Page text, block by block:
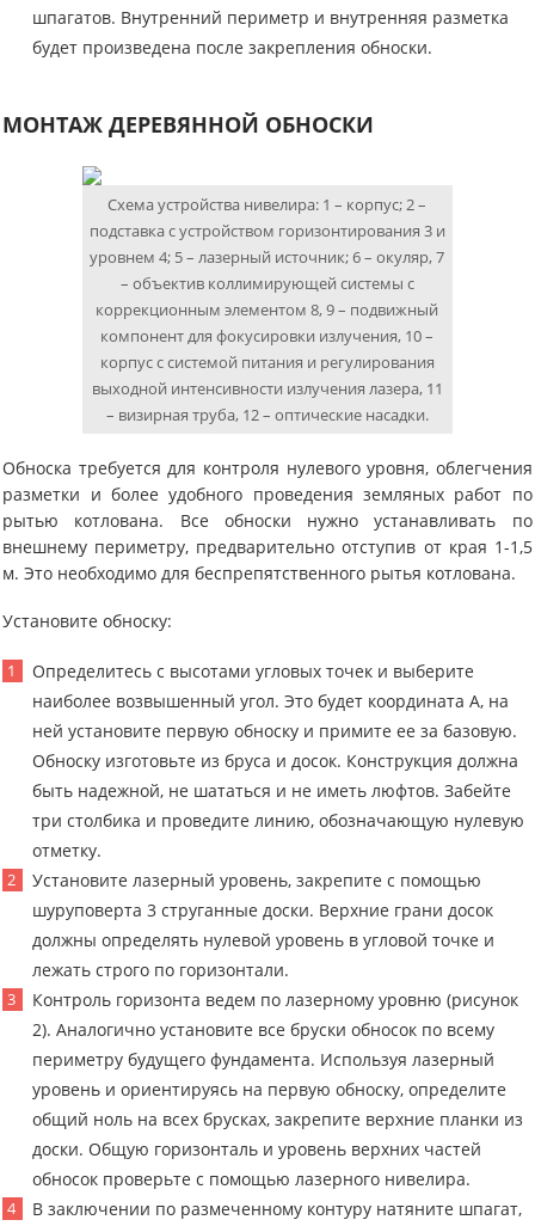
шпагатов. Внутренний периметр и внутренняя разметка
будет произведена после закрепления обноски.
МОНТАЖ ДЕРЕВЯННОЙ ОБНОСКИ
Схема устройства нивелира: 1 – корпус; 2 –
подставка с устройством горизонтирования 3 и
уровнем 4; 5 – лазерный источник; 6 – окуляр, 7
– объектив коллимирующей системы с
коррекционным элементом 8, 9 – подвижный
компонент для фокусировки излучения, 10 –
корпус с системой питания и регулирования
выходной интенсивности излучения лазера, 11
– визирная труба, 12 – оптические насадки.
Обноска требуется для контроля нулевого уровня, облегчения
разметки и более удобного проведения земляных работ по
рытью котлована. Все обноски нужно устанавливать по
внешнему периметру, предварительно отступив от края 1-1,5
м. Это необходимо для беспрепятственного рытья котлована.
Установите обноску:
Определитесь с высотами угловых точек и выберите
наиболее возвышенный угол. Это будет координата А, на
ней установите первую обноску и примите ее за базовую.
Обноску изготовьте из бруса и досок. Конструкция должна
быть надежной, не шататься и не иметь люфтов. Забейте
три столбика и проведите линию, обозначающую нулевую
отметку.
Установите лазерный уровень, закрепите с помощью
шуруповерта 3 струганные доски. Верхние грани досок
должны определять нулевой уровень в угловой точке и
лежать строго по горизонтали.
Контроль горизонта ведем по лазерному уровню (рисунок
2). Аналогично установите все бруски обносок по всему
периметру будущего фундамента. Используя лазерный
уровень и ориентируясь на первую обноску, определите
общий ноль на всех брусках, закрепите верхние планки из
доски. Общую горизонталь и уровень верхних частей
обносок проверьте с помощью лазерного нивелира.
В заключении по размеченному контуру натяните шпагат,